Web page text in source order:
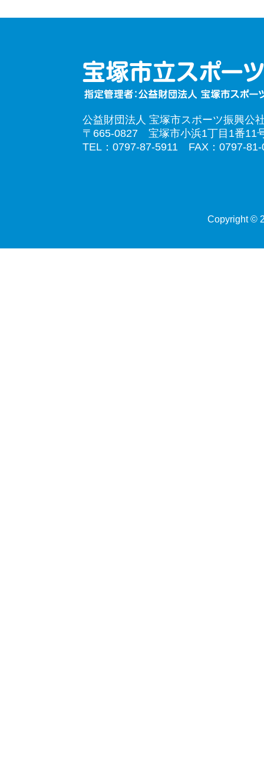
公益財団法人 宝塚市スポーツ振興公
〒665-0827 宝塚市小浜1丁目1番11
TEL：0797-87-5911 FAX：0797-81-
Copyright ©